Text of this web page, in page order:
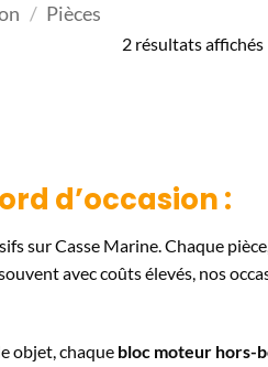
/ Pièces
2 résultats affichés
d’occasion :
sur Casse Marine. Chaque
avec coûts élevés, nos
objet, chaque bloc moteur hors-